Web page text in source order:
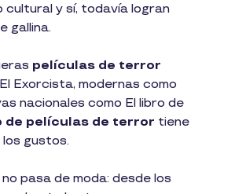
cultural y sí, todavía logran
gallina.
películas de terror
Exorcista, modernas como
nacionales como El libro de
de películas de terror tiene
gustos.
pasa de moda: desde los